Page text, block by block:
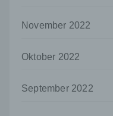
November 2022
Oktober 2022
September 2022
unmittelbaren